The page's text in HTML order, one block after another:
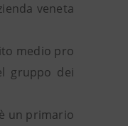
veneta
medio pro
gruppo dei
un primario